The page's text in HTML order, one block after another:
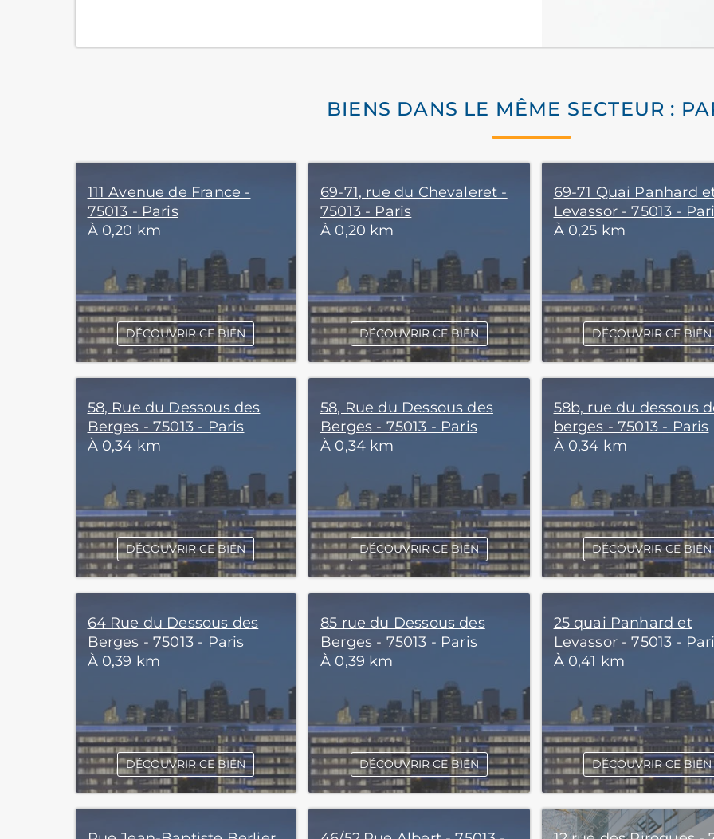
BIENS DANS LE MÊME SECTEUR :
111 Avenue de France -
75013 - Paris
À 0,20 km
DÉCOUVRIR CE BIEN
69-71, rue du Chevaleret -
75013 - Paris
À 0,20 km
DÉCOUVRIR CE BIEN
69-71 Quai Panhard
Levassor - 75013 -
À 0,25 km
DÉCOUVRIR CE BIEN
58, Rue du Dessous des
Berges - 75013 - Paris
À 0,34 km
DÉCOUVRIR CE BIEN
58, Rue du Dessous des
Berges - 75013 - Paris
À 0,34 km
DÉCOUVRIR CE BIEN
58b, rue du dessous
berges - 75013 - Paris
À 0,34 km
DÉCOUVRIR CE BIEN
64 Rue du Dessous des
Berges - 75013 - Paris
À 0,39 km
DÉCOUVRIR CE BIEN
85 rue du Dessous des
Berges - 75013 - Paris
À 0,39 km
DÉCOUVRIR CE BIEN
25 quai Panhard et
Levassor - 75013 -
À 0,41 km
DÉCOUVRIR CE BIEN